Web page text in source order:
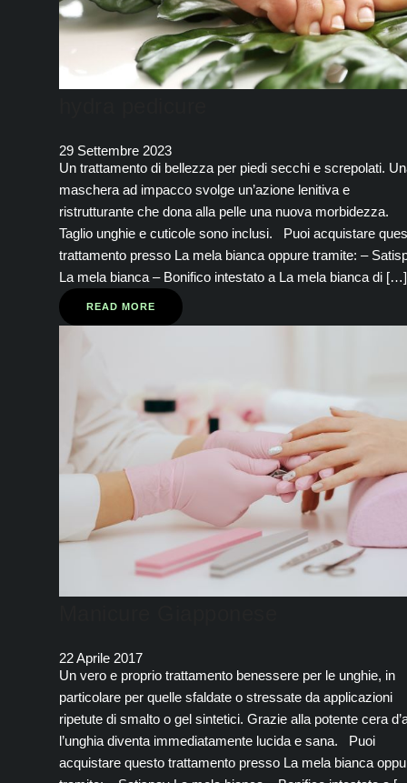
29 Settembre 2023
Un trattamento di bellezza per piedi secchi e screpolati.
maschera ad impacco svolge un’azione lenitiva e
ristrutturante che dona alla pelle una nuova morbidezza.
Taglio unghie e cuticole sono inclusi. Puoi acquistare
trattamento presso La mela bianca oppure tramite: –
La mela bianca – Bonifico intestato a La mela bianca di […]
READ MORE
22 Aprile 2017
Un vero e proprio trattamento benessere per le unghie, in
particolare per quelle sfaldate o stressate da applicazioni
ripetute di smalto o gel sintetici. Grazie alla potente cera
l’unghia diventa immediatamente lucida e sana. Puoi
acquistare questo trattamento presso La mela bianca